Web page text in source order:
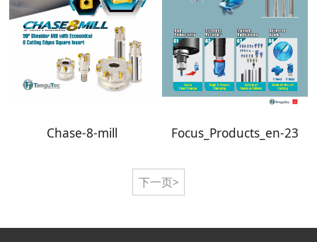
Chase-8-mill Focus_Products_en-23
下一页>